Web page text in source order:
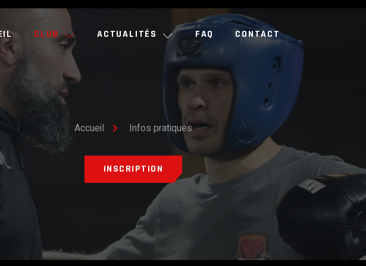
CLUB ACTUALITÉS FAQ CONTACT
Accueil Infos pratiques
INSCRIPTION